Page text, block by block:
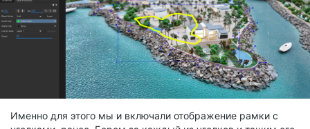
Именно для этого мы и включали отображение рамки с